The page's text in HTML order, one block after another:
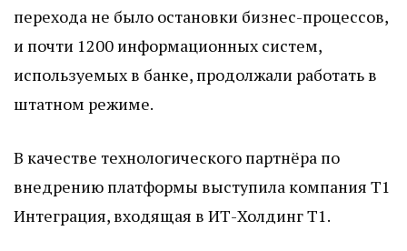
перехода не было остановки бизнес-процессов,
и почти 1200 информационных систем,
используемых в банке, продолжали работать в
штатном режиме.
В качестве технологического партнёра по
внедрению платформы выступила компания Т1
Интеграция, входящая в ИТ-Холдинг Т1.